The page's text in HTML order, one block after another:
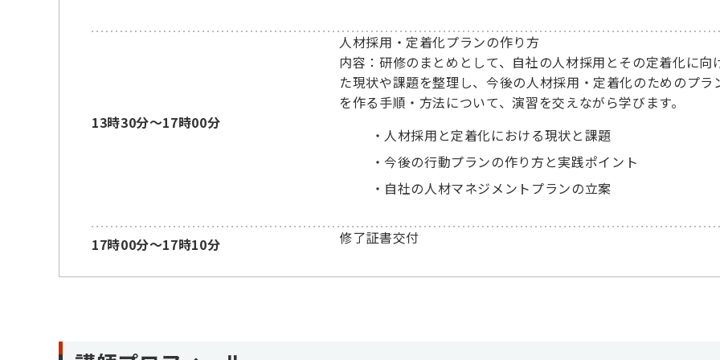
13時30分～17時00分
人材採用・定着化プランの作り方
内容：研修のまとめとして、自社の人材採用とその定着化に向
た現状や課題を整理し、今後の人材採用・定着化のためのプラ
を作る手順・方法について、演習を交えながら学びます。
人材採用と定着化における現状と課題
今後の行動プランの作り方と実践ポイント
自社の人材マネジメントプランの立案
17時00分～17時10分 修了証書交付